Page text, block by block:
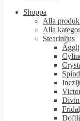
Shoppa
Alla
Alla
Stearinljus